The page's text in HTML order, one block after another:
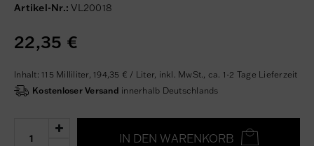
Artikel-Nr.: VL20018
22,35 €
Inhalt: 115 Milliliter, 194,35 € / Liter, inkl. MwSt., ca. 1-2 Tage Lieferzeit
Kostenloser Versand innerhalb Deutschlands
IN DEN WARENKORB